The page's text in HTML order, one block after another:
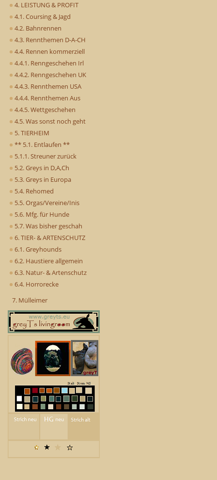
4. LEISTUNG & PROFIT
4.1. Coursing & Jagd
4.2. Bahnrennen
4.3. Rennthemen D-A-CH
4.4. Rennen kommerziell
4.4.1. Renngeschehen Irl
4.4.2. Renngeschehen UK
4.4.3. Rennthemen USA
4.4.4. Rennthemen Aus
4.4.5. Wettgeschehen
4.5. Was sonst noch geht
5. TIERHEIM
** 5.1. Entlaufen **
5.1.1. Streuner zurück
5.2. Greys in D,A,Ch
5.3. Greys in Europa
5.4. Rehomed
5.5. Orgas/Vereine/Inis
5.6. Mfg. für Hunde
5.7. Was bisher geschah
6. TIER- & ARTENSCHUTZ
6.1. Greyhounds
6.2. Haustiere allgemein
6.3. Natur- & Artenschutz
6.4. Horrorecke
7. Mülleimer